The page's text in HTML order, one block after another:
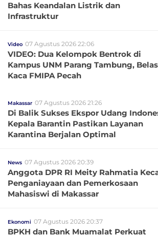
Bahas Keandalan Listrik dan
Infrastruktur
Video 07 Agustus 2026 22:06
VIDEO: Dua Kelompok Bentrok di
Kampus UNM Parang Tambung,
Kaca FMIPA Pecah
Makassar 07 Agustus 2026 21:26
Di Balik Sukses Ekspor Udang
Kepala Barantin Pastikan Layanan
Karantina Berjalan Optimal
News 07 Agustus 2026 20:39
Anggota DPR RI Meity Rahmatia
Penganiayaan dan Pemerkosaan
Mahasiswi di Makassar
Ekonomi 07 Agustus 2026 20:37
BPKH dan Bank Muamalat Perkuat